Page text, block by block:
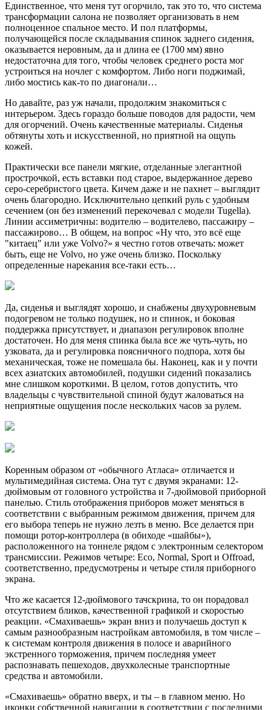
Единственное, что меня тут огорчило, так это то, что система
трансформации салона не позволяет организовать в нем
полноценное спальное место. И пол платформы,
получающейся после складывания спинок заднего сидения,
оказывается неровным, да и длина ее (1700 мм) явно
недостаточна для того, чтобы человек среднего роста мог
устроиться на ночлег с комфортом. Либо ноги поджимай,
либо мостись как-то по диагонали…
Но давайте, раз уж начали, продолжим знакомиться с
интерьером. Здесь гораздо больше поводов для радости, чем
для огорчений. Очень качественные материалы. Сиденья
обтянуты хоть и искусственной, но приятной на ощупь
кожей.
Практически все панели мягкие, отделанные элегантной
прострочкой, есть вставки под старое, выдержанное дерево
серо-серебристого цвета. Кичем даже и не пахнет – выглядит
очень благородно. Исключительно цепкий руль с удобным
сечением (он без изменений перекочевал с модели Tugella).
Линии ассиметричны: водителю – водителево, пассажиру –
пассажирово… В общем, на вопрос «Ну что, это всё еще
"китаец" или уже Volvo?» я честно готов отвечать: может
быть, еще не Volvo, но уже очень близко. Поскольку
определенные нарекания все-таки есть…
Да, сиденья и выглядят хорошо, и снабжены двухуровневым
подогревом не только подушек, но и спинок, и боковая
поддержка присутствует, и диапазон регулировок вполне
достаточен. Но для меня спинка была все же чуть-чуть, но
узковата, да и регулировка поясничного подпора, хотя бы
механическая, тоже не помешала бы. Наконец, как и у почти
всех азиатских автомобилей, подушки сидений показались
мне слишком короткими. В целом, готов допустить, что
владельцы с чувствительной спиной будут жаловаться на
неприятные ощущения после нескольких часов за рулем.
Коренным образом от «обычного Атласа» отличается и
мультимедийная система. Она тут с двумя экранами: 12-
дюймовым от головного устройства и 7-дюймовой приборной
панелью. Стиль отображения приборов может меняться в
соответствии с выбранным режимом движения, причем для
его выбора теперь не нужно лезть в меню. Все делается при
помощи ротор-контроллера (в обиходе «шайбы»),
расположенного на тоннеле рядом с электронным селектором
трансмиссии. Режимов четыре: Eco, Normal, Sport и Offroad,
соответственно, предусмотрены и четыре стиля приборного
экрана.
Что же касается 12-дюймового тачскрина, то он порадовал
отсутствием бликов, качественной графикой и скоростью
реакции. «Смахиваешь» экран вниз и получаешь доступ к
самым разнообразным настройкам автомобиля, в том числе –
к системам контроля движения в полосе и аварийного
экстренного торможения, причем последняя умеет
распознавать пешеходов, двухколесные транспортные
средства и автомобили.
«Смахиваешь» обратно вверх, и ты – в главном меню. Но
иконки собственной навигации в соответствии с последними